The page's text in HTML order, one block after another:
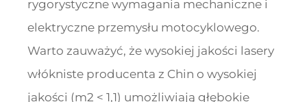
rygorystyczne wymagania mechaniczne i
elektryczne przemysłu motocyklowego.
Warto zauważyć, że wysokiej jakości lasery
włókniste producenta z Chin o wysokiej
jakości (m2 < 1,1) umożliwiają głębokie